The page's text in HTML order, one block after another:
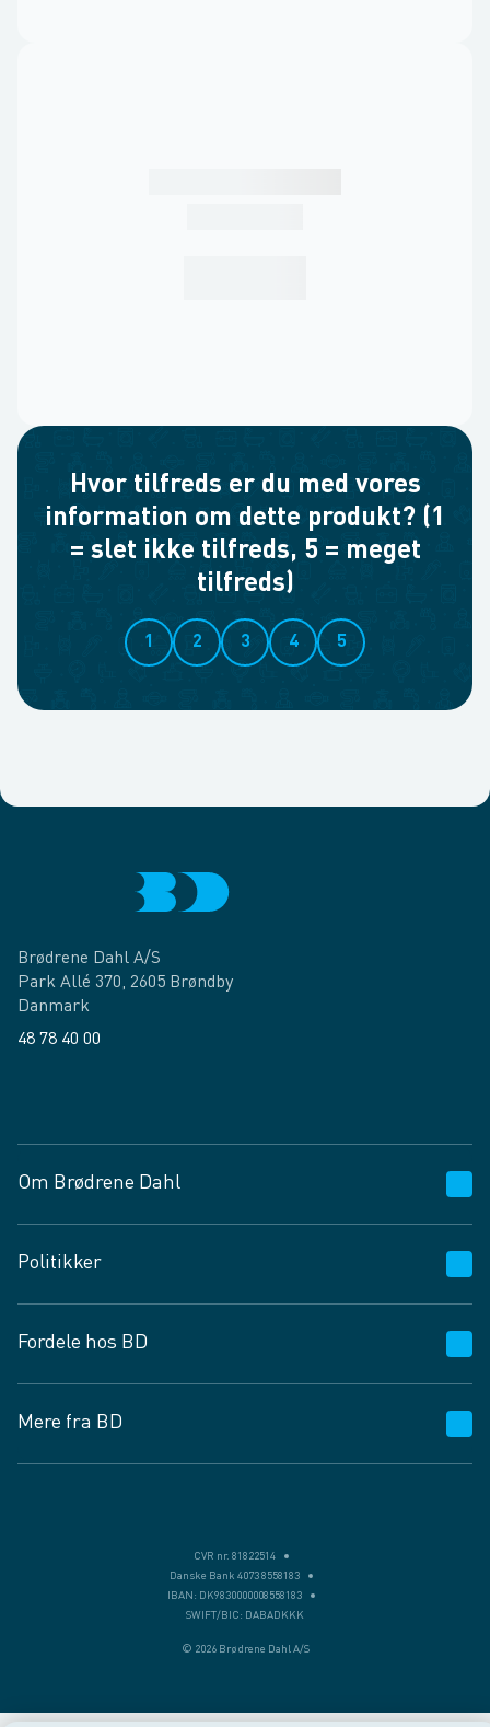
Hvor tilfreds er du med vores
information om dette produkt? (1
= slet ikke tilfreds, 5 = meget
tilfreds)
1 2 3 4 5
Brødrene Dahl A/S
Park Allé 370, 2605 Brøndby
Danmark
48 78 40 00
Om Brødrene Dahl
Vagttelefon 30 10 89 89
Spørgsmål og svar
Job og karriere
Fødevarekontrolrapport
Politikker
Privatlivspolitik
Cookies
Vilkår og betingelser
Fordele hos BD
BD app
BD.dk services
Mere fra BD
CVR nr. 81822514
Danske Bank 4073 8558183
IBAN: DK9830000008558183
SWIFT/BIC: DABADKKK
© 2026 Brødrene Dahl A/S